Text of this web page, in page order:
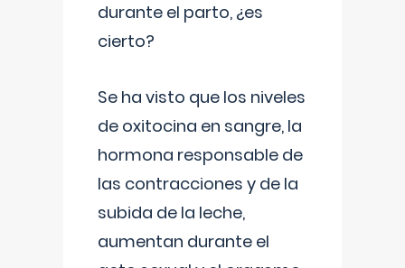
durante el parto, ¿es
cierto?
Se ha visto que los niveles
de oxitocina en sangre, la
hormona responsable de
las contracciones y de la
subida de la leche,
aumentan durante el